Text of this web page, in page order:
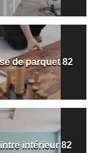
de parquet 82
intérieur 82